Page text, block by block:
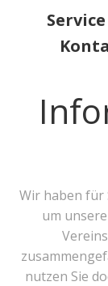
Wir haben für
um
nutzen Sie